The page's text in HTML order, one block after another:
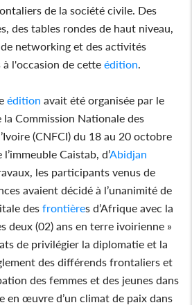
de la société civile. Des
des tables rondes de haut niveau,
networking et des activités
l'occasion de cette édition
édition avait été organisée par le
Commission Nationale des
(CNFCI) du 18 au 20 octobre
Caistab, d’Abidjan
les participants venus de
avaient décidé à l’unanimité de
des frontières d’Afrique avec la
deux (02) ans en terre ivoirienne »
de privilégier la diplomatie et la
des différends frontaliers et
des femmes et des jeunes dans
en œuvre d’un climat de paix dans